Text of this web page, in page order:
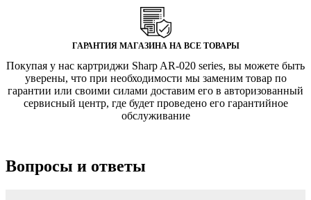
ГАРАНТИЯ МАГАЗИНА НА ВСЕ ТОВАРЫ
Покупая у нас картриджи Sharp AR-020 series, вы можете быть
уверены, что при необходимости мы заменим товар по
гарантии или своими силами доставим его в авторизованный
сервисный центр, где будет проведено его гарантийное
обслуживание
Вопросы и ответы